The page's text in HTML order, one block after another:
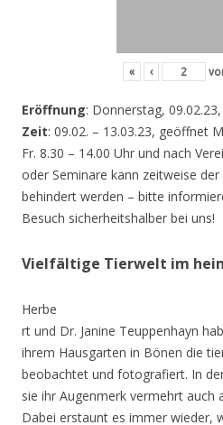
« ‹
Eröffnung: Donnerstag,
Zeit: 09.02. – 13.03.23, geöffnet
Fr. 8.30 – 14.00 Uhr und nach
oder Seminare kann zeitweise
behindert werden – bitte
Besuch sicherheitshalber bei uns!
Vielfältige Tierwelt im
Herbe
rt und Dr. Janine Teuppenhayn
ihrem Hausgarten in Bönen die
beobachtet und fotografiert. In
sie ihr Augenmerk vermehrt auch
Dabei erstaunt es immer wieder,